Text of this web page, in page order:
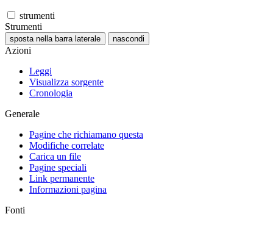
strumenti
Strumenti
sposta nella barra laterale nascondi
Azioni
Leggi
Visualizza sorgente
Cronologia
Generale
Pagine che richiamano questa
Modifiche correlate
Carica un file
Pagine speciali
Link permanente
Informazioni pagina
Fonti